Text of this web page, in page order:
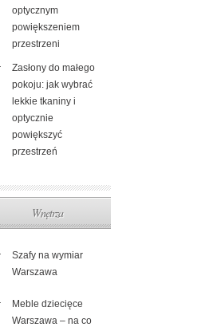
optycznym
powiększeniem
przestrzeni
Zasłony do małego
pokoju: jak wybrać
lekkie tkaniny i
optycznie
powiększyć
przestrzeń
Wnętrza
Szafy na wymiar
Warszawa
Meble dziecięce
Warszawa – na co